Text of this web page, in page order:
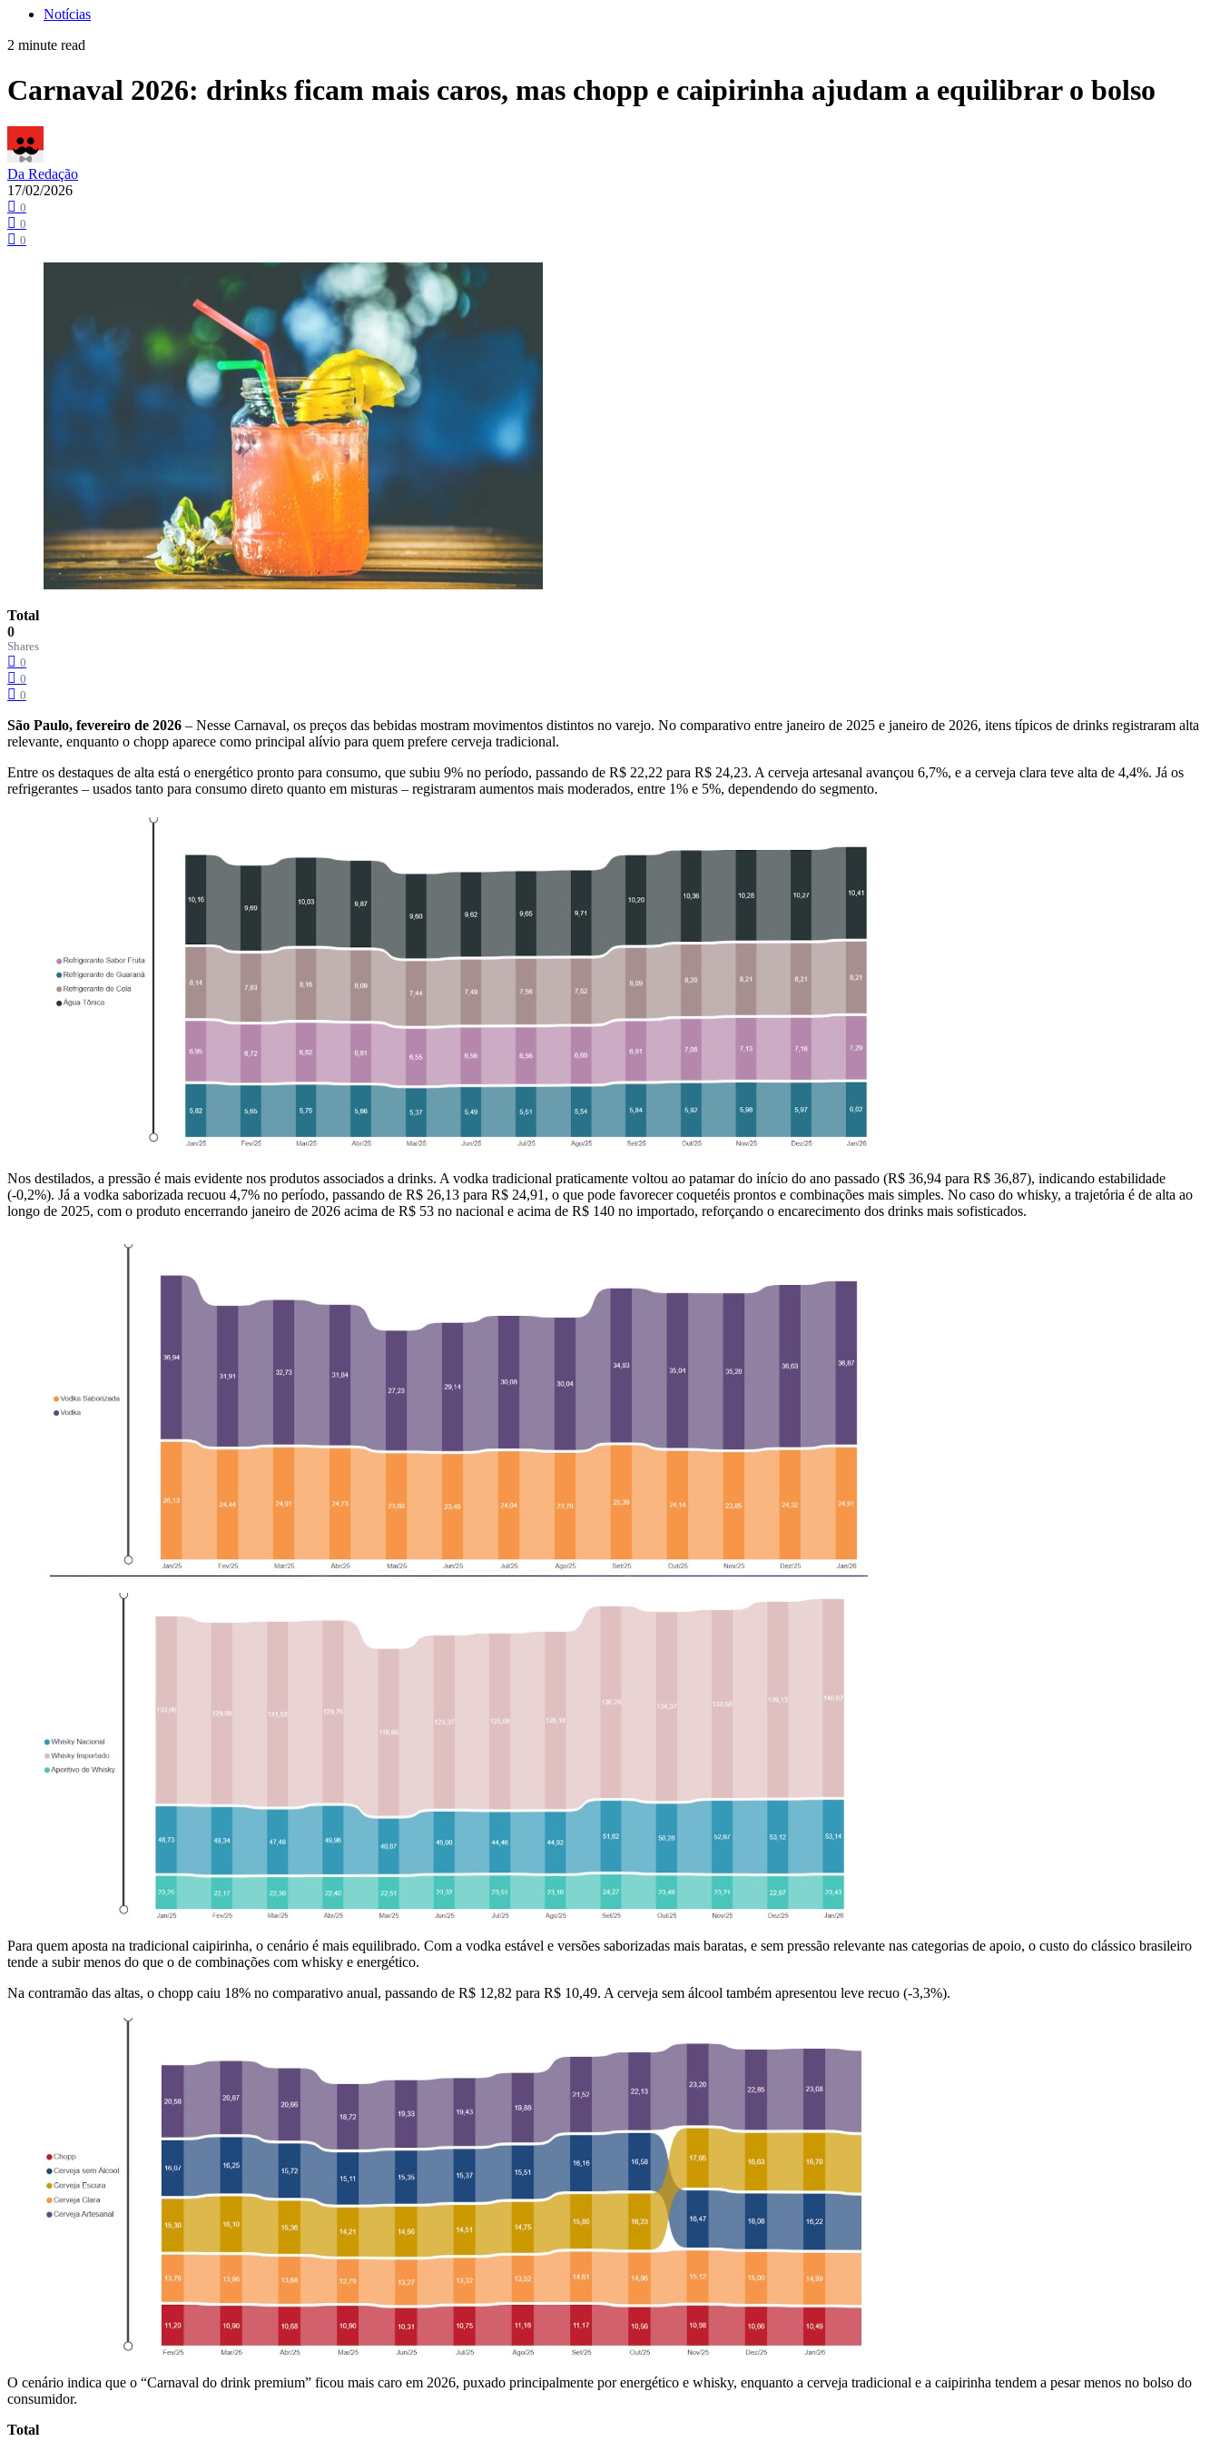
Notícias
2 minute read
Carnaval 2026: drinks ficam mais caros, mas chopp e caipirinha ajudam a equilibrar o bolso
Da Redação
17/02/2026
0
0
0
Total
0
Shares
0
0
0
São Paulo, fevereiro de 2026 – Nesse Carnaval, os preços das bebidas mostram movimentos distintos no varejo. No comparativo entre janeiro de 2025 e janeiro de 2026, itens típicos de drinks registraram alta
relevante, enquanto o chopp aparece como principal alívio para quem prefere cerveja tradicional.
Entre os destaques de alta está o energético pronto para consumo, que subiu 9% no período, passando de R$ 22,22 para R$ 24,23. A cerveja artesanal avançou 6,7%, e a cerveja clara teve alta de 4,4%. Já os
refrigerantes – usados tanto para consumo direto quanto em misturas – registraram aumentos mais moderados, entre 1% e 5%, dependendo do segmento.
Nos destilados, a pressão é mais evidente nos produtos associados a drinks. A vodka tradicional praticamente voltou ao patamar do início do ano passado (R$ 36,94 para R$ 36,87), indicando estabilidade
(-0,2%). Já a vodka saborizada recuou 4,7% no período, passando de R$ 26,13 para R$ 24,91, o que pode favorecer coquetéis prontos e combinações mais simples. No caso do whisky, a trajetória é de alta ao
longo de 2025, com o produto encerrando janeiro de 2026 acima de R$ 53 no nacional e acima de R$ 140 no importado, reforçando o encarecimento dos drinks mais sofisticados.
Para quem aposta na tradicional caipirinha, o cenário é mais equilibrado. Com a vodka estável e versões saborizadas mais baratas, e sem pressão relevante nas categorias de apoio, o custo do clássico brasileiro
tende a subir menos do que o de combinações com whisky e energético.
Na contramão das altas, o chopp caiu 18% no comparativo anual, passando de R$ 12,82 para R$ 10,49. A cerveja sem álcool também apresentou leve recuo (-3,3%).
O cenário indica que o “Carnaval do drink premium” ficou mais caro em 2026, puxado principalmente por energético e whisky, enquanto a cerveja tradicional e a caipirinha tendem a pesar menos no bolso do
consumidor.
Total